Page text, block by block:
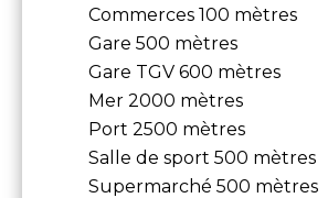
Commerces 100 mètres
Gare 500 mètres
Gare TGV 600 mètres
Mer 2000 mètres
Port 2500 mètres
Salle de sport 500 mètres
Supermarché 500 mètres